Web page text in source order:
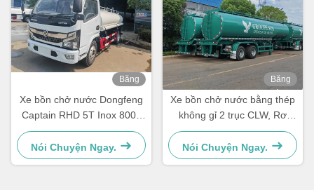
Băng
Xe bồn chở nước Dongfeng
Captain RHD 5T Inox 8000
Lít Dùng cho Thực phẩm
Nói Chuyện Ngay.
Băng
Xe bồn chở nước bằng thép
không gỉ 2 trục CLW, Rơ
moóc chở nước uống hạng
nặng
Nói Chuyện Ngay.